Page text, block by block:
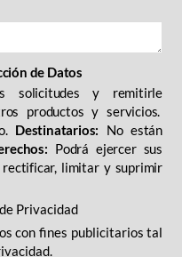
de Datos
solicitudes y remitirle
productos y servicios.
Destinatarios: No están
Podrá ejercer sus
rectificar, limitar y suprimir
Privacidad
con fines publicitarios tal